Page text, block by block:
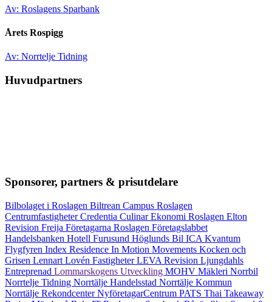
Av: Roslagens Sparbank
Årets Rospigg
Av: Norrtelje Tidning
Huvudpartners
Sponsorer, partners & prisutdelare
Bilbolaget i Roslagen Biltrean Campus Roslagen
CentrumfastigheterCredentia CulinarEkonomi Roslagen Elton
Revision Freija Företagarna Roslagen Företagslabbet
Handelsbanken Hotell Furusund Höglunds Bil ICA Kvantum
Flygfyren Index Residence In Motion Movements Kocken och
Grisen Lennart Lovén FastigheterLEVA Revision Ljungdahls
Entreprenad Lommarskogens Utveckling MOHV Mäkleri Norrbil
Norrtelje Tidning Norrtälje Handelsstad Norrtälje Kommun
Norrtälje RekondcenterNyföretagarCentrum PATS Thai Takeaway